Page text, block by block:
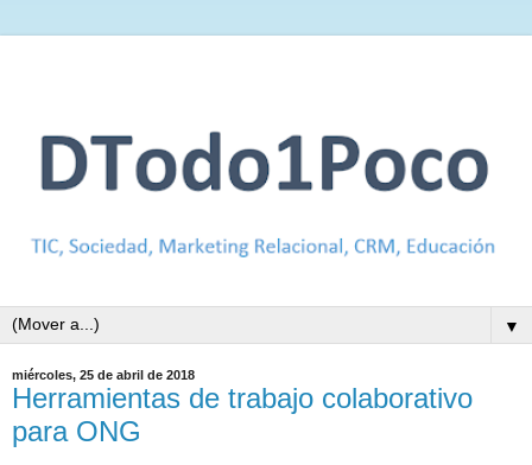
▼
miércoles, 25 de abril de 2018
Herramientas de trabajo colaborativo
para ONG